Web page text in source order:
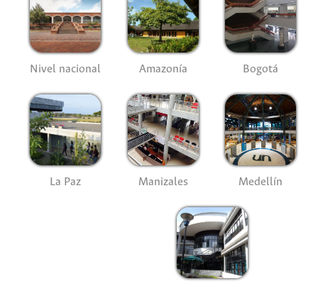
Nivel nacional Amazonía Bogotá
La Paz Manizales Medellín